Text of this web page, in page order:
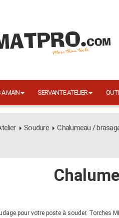
MAIN SERVANTE ATELIER
Soudure Chalumeau /
pour votre poste à souder. Torches